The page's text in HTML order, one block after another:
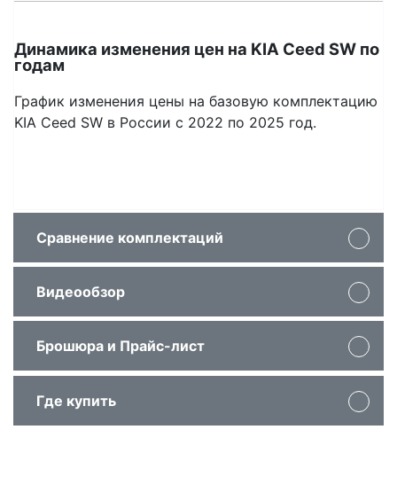
Динамика изменения цен на KIA Ceed SW по
годам
График изменения цены на базовую комплектацию
KIA Ceed SW в России с 2022 по 2025 год.
Сравнение комплектаций
1.5 T-GDI DCT
1.5 T-
GT
Цена
2 799 900 руб.
2 939
Видеообзор
Брошюра и Прайс-лист
Где купить